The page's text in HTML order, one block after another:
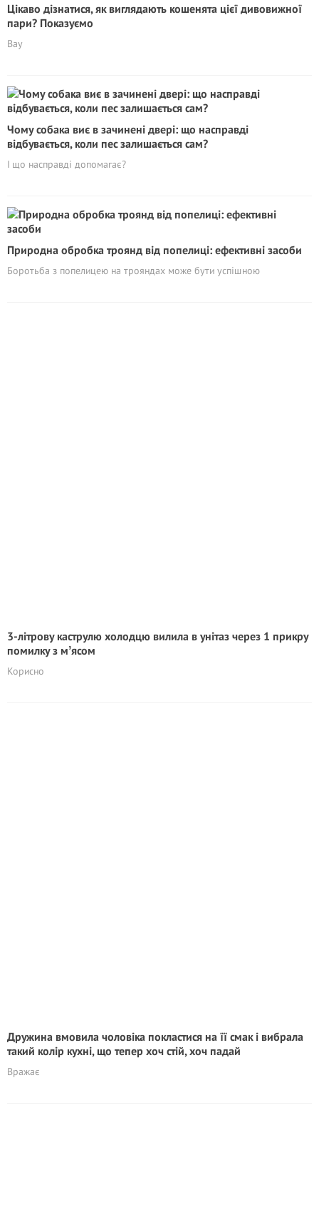
Цікаво дізнатися, як виглядають кошенята цієї дивовижної
пари? Показуємо
Вау
Чому собака виє в зачинені двері: що насправді
відбувається, коли пес залишається сам?
І що насправді допомагає?
Природна обробка троянд від попелиці: ефективні засоби
Боротьба з попелицею на трояндах може бути успішною
3-літрову каструлю холодцю вилила в унітаз через 1 прикру
помилку з мʼясом
Корисно
Дружина вмовила чоловіка покластися на її смак і вибрала
такий колір кухні, що тепер хоч стій, хоч падай
Вражає